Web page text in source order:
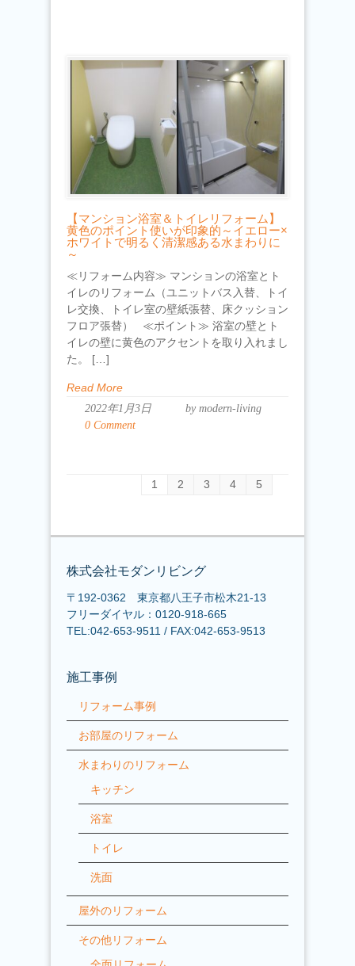
【マンション浴室＆トイレリフォーム】
黄色のポイント使いが印象的～イエロー×
ホワイトで明るく清潔感ある水まわりに
～
≪リフォーム内容≫ マンションの浴室とト
イレのリフォーム（ユニットバス入替、トイ
レ交換、トイレ室の壁紙張替、床クッション
フロア張替） ≪ポイント≫ 浴室の壁とト
イレの壁に黄色のアクセントを取り入れまし
た。 […]
Read More
2022年1月3日
by modern-living
0 Comment
1 2 3 4 5
株式会社モダンリビング
〒192-0362 東京都八王子市松木21-13
フリーダイヤル：0120-918-665
TEL:042-653-9511 / FAX:042-653-9513
施工事例
リフォーム事例
お部屋のリフォーム
水まわりのリフォーム
キッチン
浴室
トイレ
洗面
屋外のリフォーム
その他リフォーム